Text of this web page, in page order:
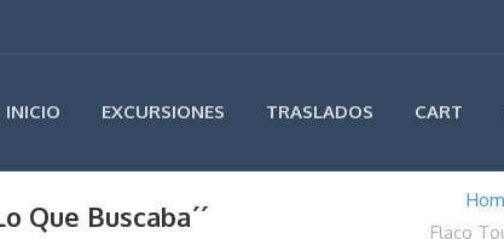
INICIO EXCURSIONES TRASLADOS CART
Que Buscaba´´
Flaco